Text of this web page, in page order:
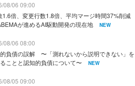
08/06 09:00
1.6倍、変更行数1.8倍、平均マージ時間37%削減
が進めるAI駆動開発の現在地
NEW
08/06 08:00
負債の誤解 〜「測れないから説明できない」を
ことと認知的負債について〜
NEW
08/05 09:00